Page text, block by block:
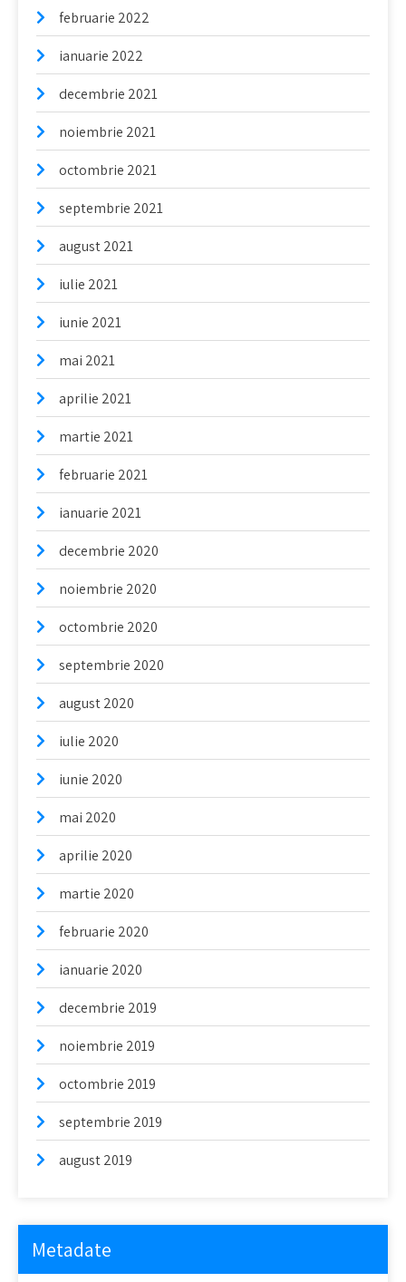
februarie 2022
ianuarie 2022
decembrie 2021
noiembrie 2021
octombrie 2021
septembrie 2021
august 2021
iulie 2021
iunie 2021
mai 2021
aprilie 2021
martie 2021
februarie 2021
ianuarie 2021
decembrie 2020
noiembrie 2020
octombrie 2020
septembrie 2020
august 2020
iulie 2020
iunie 2020
mai 2020
aprilie 2020
martie 2020
februarie 2020
ianuarie 2020
decembrie 2019
noiembrie 2019
octombrie 2019
septembrie 2019
august 2019
Metadate